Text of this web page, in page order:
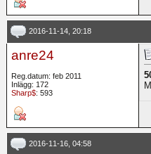
2016-11-14, 20:18
anre24
Reg.datum: feb 2011
Inlägg: 172
Sharp$: 593
2016-11-16, 04:58